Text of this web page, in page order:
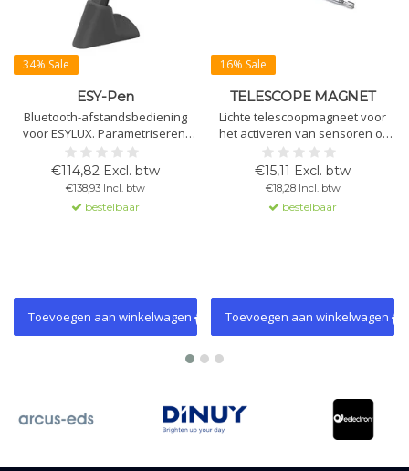
34% Sale
ESY-Pen
Bluetooth-afstandsbediening
voor ESYLUX. Parametriseren,
licht meten, projecten beheren.
Alleen compatibel met ESYLUX-
melders en noodverlichting die
€114,82 Excl. btw
€138,93 Incl. btw
bestelbaar
Toevoegen aan winkelwagen
16% Sale
TELESCOPE MAGNET
Lichte telescoopmagneet voor
het activeren van sensoren of
om KNX-apparaten in
programmeerstand te zetten.
Ideaal voor moeilijk bereikbare
€15,11 Excl. btw
€18,28 Incl. btw
bestelbaar
Toevoegen aan winkelwagen